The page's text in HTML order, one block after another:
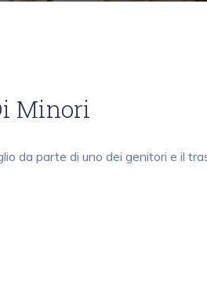
Minori
da parte di uno dei genitori e il